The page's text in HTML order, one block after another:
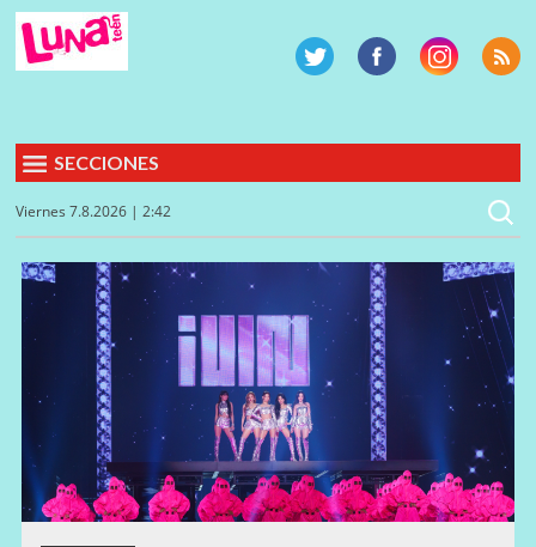
SECCIONES
Viernes 7.8.2026 | 2:42